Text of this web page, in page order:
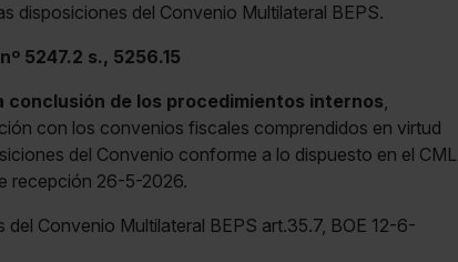
disposiciones del Convenio Multilateral BEPS.
5247.2 s., 5256.15
conclusión de los procedimientos internos,
con los convenios fiscales comprendidos en virtud
del Convenio conforme a lo dispuesto en el CML
recepción 26-5-2026.
Convenio Multilateral BEPS art.35.7, BOE 12-6-